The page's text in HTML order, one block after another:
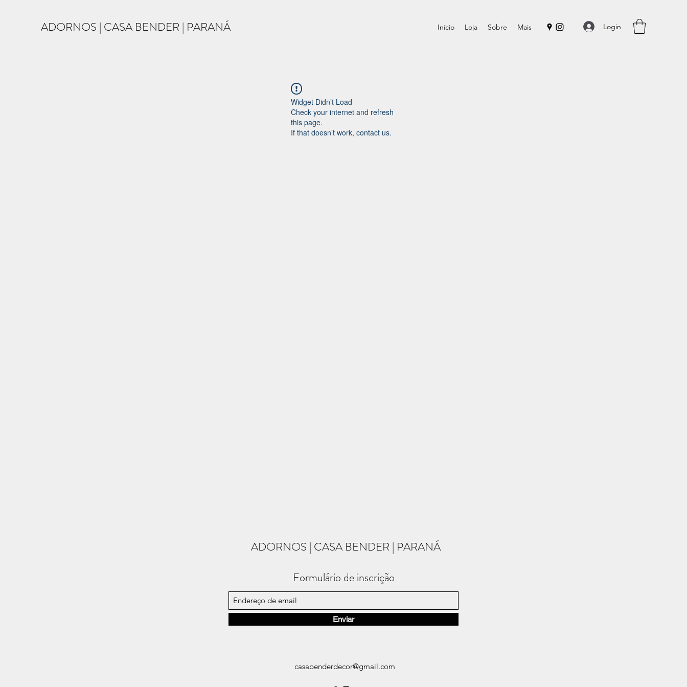
ADORNOS | CASA BENDER | PARANÁ Início Loja Sobre Mais Login
Widget Didn’t Load
Check your internet and refresh
this page.
If that doesn’t work, contact us.
ADORNOS | CASA BENDER | PARANÁ
Formulário de inscrição
Enviar
casabenderdecor@gmail.com